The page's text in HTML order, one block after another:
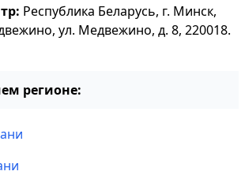
Республика Беларусь, г. Минск,
ул. Медвежино, д. 8, 220018.
регионе: